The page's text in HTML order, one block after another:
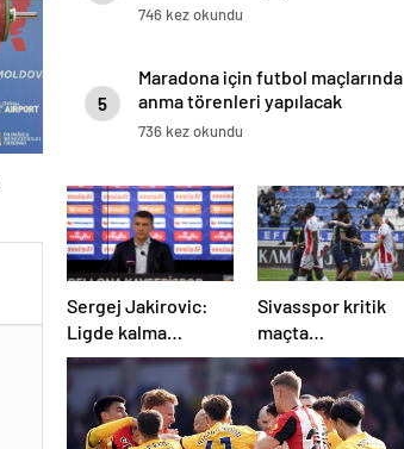
746 kez okundu
5
Maradona için futbol maçlarında
anma törenleri yapılacak
736 kez okundu
Sergej Jakirovic:
Ligde kalma
konusunda çok
önemli bir adım
attık
Sivasspor kritik
maçta
Kasımpaşa’ya
mağlup!